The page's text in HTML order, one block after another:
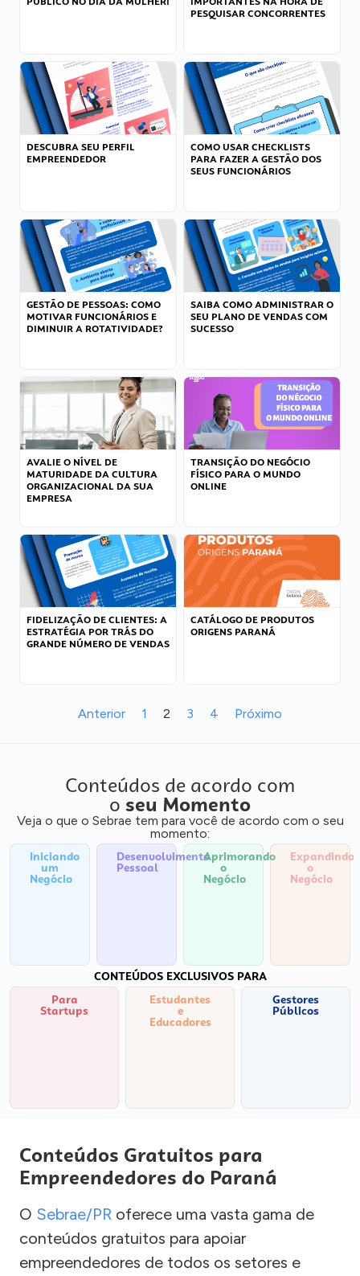
PESQUISAR CONCORRENTES
DESCUBRA SEU PERFIL
EMPREENDEDOR
COMO USAR CHECKLISTS
PARA FAZER A GESTÃO DOS
SEUS FUNCIONÁRIOS
GESTÃO DE PESSOAS: COMO
MOTIVAR FUNCIONÁRIOS E
DIMINUIR A ROTATIVIDADE?
SAIBA COMO ADMINISTRAR O
SEU PLANO DE VENDAS COM
SUCESSO
AVALIE O NÍVEL DE
MATURIDADE DA CULTURA
ORGANIZACIONAL DA SUA
EMPRESA
TRANSIÇÃO DO NEGÓCIO
FÍSICO PARA O MUNDO
ONLINE
FIDELIZAÇÃO DE CLIENTES: A
ESTRATÉGIA POR TRÁS DO
GRANDE NÚMERO DE VENDAS
CATÁLOGO DE PRODUTOS
ORIGENS PARANÁ
Anterior 1 2 3 4 Próximo
Conteúdos de acordo com
o seu Momento
Veja o que o Sebrae tem para você de acordo com o seu
momento:
Iniciando
um
Negócio
Desenvolvimento
Pessoal
Aprimorando
o
Negócio
Expandindo
o
Negócio
CONTEÚDOS EXCLUSIVOS PARA
Para
Startups
Estudantes
e
Educadores
Gestores
Públicos
Conteúdos Gratuitos para
Empreendedores do Paraná
O Sebrae/PR oferece uma vasta gama de
conteúdos gratuitos para apoiar
empreendedores de todos os setores e